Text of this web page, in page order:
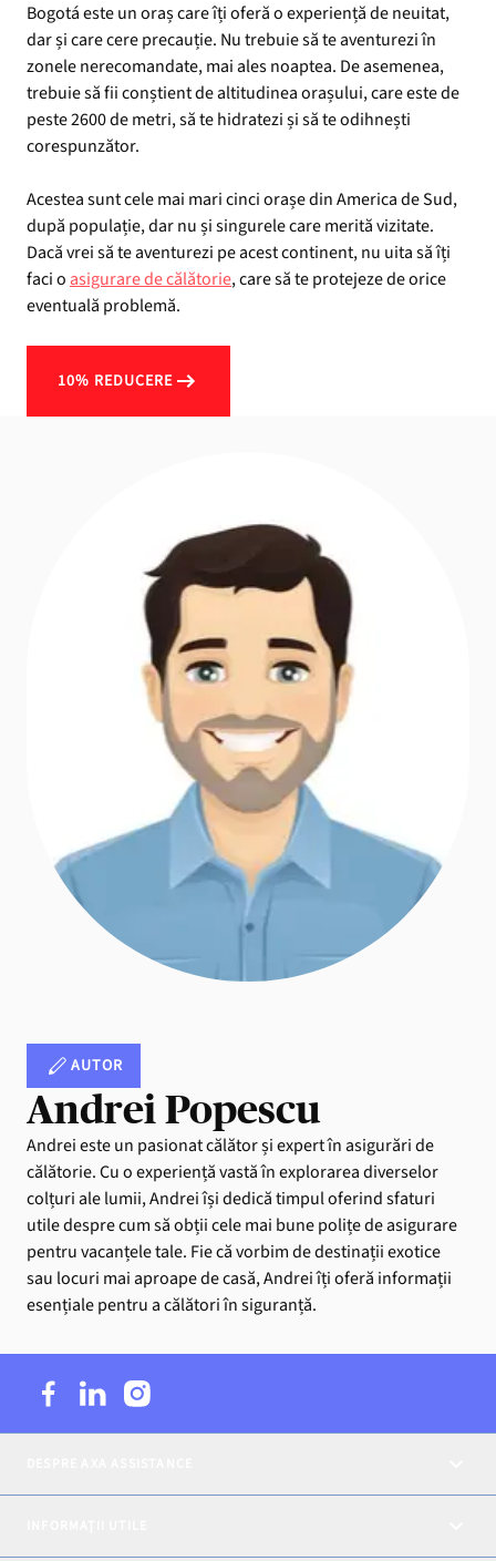
Bogotá este un oraș care îți oferă o experiență de neuitat,
dar și care cere precauție. Nu trebuie să te aventurezi în
zonele nerecomandate, mai ales noaptea. De asemenea,
trebuie să fii conștient de altitudinea orașului, care este de
peste 2600 de metri, să te hidratezi și să te odihnești
corespunzător.
Acestea sunt cele mai mari cinci orașe din America de Sud,
după populație, dar nu și singurele care merită vizitate.
Dacă vrei să te aventurezi pe acest continent, nu uita să îți
faci o asigurare de călătorie, care să te protejeze de orice
eventuală problemă.
10% REDUCERE
AUTOR
Andrei Popescu
Andrei este un pasionat călător și expert în asigurări de
călătorie. Cu o experiență vastă în explorarea diverselor
colțuri ale lumii, Andrei își dedică timpul oferind sfaturi
utile despre cum să obții cele mai bune polițe de asigurare
pentru vacanțele tale. Fie că vorbim de destinații exotice
sau locuri mai aproape de casă, Andrei îți oferă informații
esențiale pentru a călători în siguranță.